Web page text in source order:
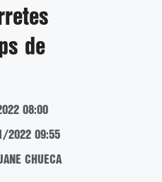
de
08:00
2022 09:55
CHUECA